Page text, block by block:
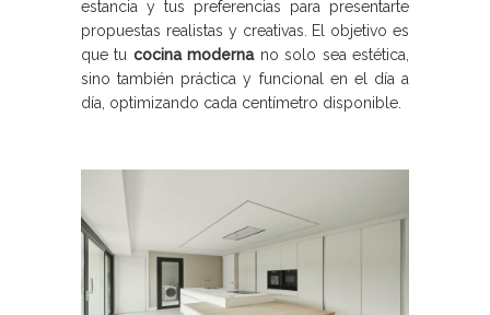
estancia y tus preferencias para presentarte
propuestas realistas y creativas. El objetivo es
que tu cocina modernano solo sea estética,
sino también práctica y funcional en el día a
día, optimizando cada centímetro disponible.